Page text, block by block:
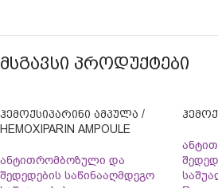
ᲛᲡᲒᲐᲕᲡᲘ ᲞᲠᲝᲓᲣᲥᲢᲔᲑᲘ
ᲰᲔᲛᲝᲥᲡᲘᲞᲐᲠᲘᲜᲘ ᲐᲛᲞᲣᲚᲐ /
HEMOXIPARIN AMPOULE
ანტითრომბოზული და
შედედების საწინააღმდეგო